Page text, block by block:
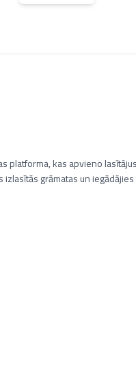
platforma, kas apvieno lasītājus
grāmatas un iegādājies